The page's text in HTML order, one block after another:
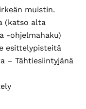
muistin.
(katso alta
-ohjelmahaku)
esittelypisteitä
– Tähtiesiintyjänä